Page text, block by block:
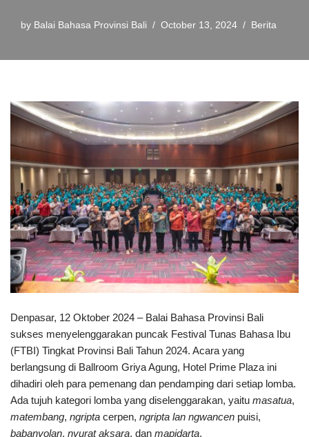
by Balai Bahasa Provinsi Bali October 13, 2024 Berita
Denpasar, 12 Oktober 2024 – Balai Bahasa Provinsi Bali
sukses menyelenggarakan puncak Festival Tunas Bahasa Ibu
(FTBI) Tingkat Provinsi Bali Tahun 2024. Acara yang
berlangsung di Ballroom Griya Agung, Hotel Prime Plaza ini
dihadiri oleh para pemenang dan pendamping dari setiap lomba.
Ada tujuh kategori lomba yang diselenggarakan, yaitu masatua,
matembang, ngripta cerpen, ngripta lan ngwancen puisi,
babanyolan, nyurat aksara, dan mapidarta.